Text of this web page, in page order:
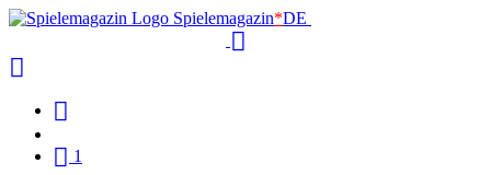
Spielemagazin*DE
1